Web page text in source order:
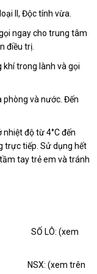
II, Độc tính vừa.
ngay cho trung tâm
điều trị.
khí trong lành và gọi
phòng và nước. Đến
độ từ 4°C đến
trực tiếp. Sử dụng hết
tay trẻ em và tránh
SỐ LÔ: (xem
trên